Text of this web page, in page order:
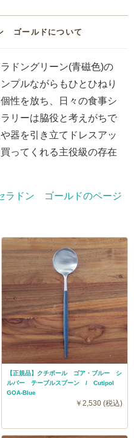
ゴールドについて
ドングリーン(青磁色)の
プルながらもひとひねり
性を放ち、日々の食事シ
リーは脇役と考えがちで
器を引き立てドレスアッ
ってくれる主役級の存在
ラドン ゴールドのページ
【正規品】クチポール ゴア・ブルー シ
ルバー テーブルスプーン / Cutipol
GOA-Blue
￥2,530 (税込)